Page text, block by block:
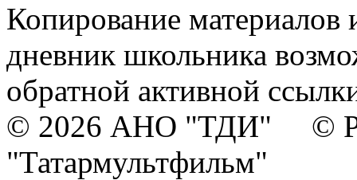
Копирование материалов
дневник школьника
обратной активной
© 2026 АНО "ТДИ" ©
"Татармультфильм"